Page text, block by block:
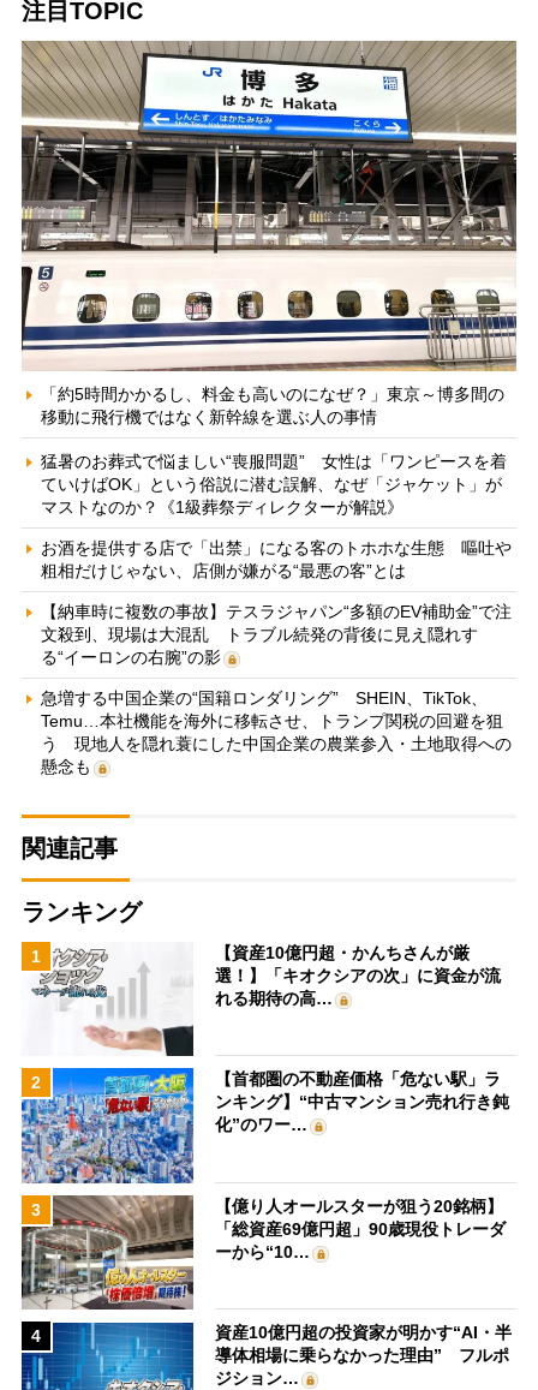
注目TOPIC
「約5時間かかるし、料金も高いのになぜ？」東京～博多間の
移動に飛行機ではなく新幹線を選ぶ人の事情
猛暑のお葬式で悩ましい“喪服問題” 女性は「ワンピースを着
ていけばOK」という俗説に潜む誤解、なぜ「ジャケット」が
マストなのか？《1級葬祭ディレクターが解説》
お酒を提供する店で「出禁」になる客のトホホな生態 嘔吐や
粗相だけじゃない、店側が嫌がる“最悪の客”とは
【納車時に複数の事故】テスラジャパン“多額のEV補助金”で注
文殺到、現場は大混乱 トラブル続発の背後に見え隠れす
る“イーロンの右腕”の影
急増する中国企業の“国籍ロンダリング” SHEIN、TikTok、
Temu…本社機能を海外に移転させ、トランプ関税の回避を狙
う 現地人を隠れ蓑にした中国企業の農業参入・土地取得への
懸念も
関連記事
ランキング
1
【資産10億円超・かんちさんが厳
選！】「キオクシアの次」に資金が流
れる期待の高…
2
【首都圏の不動産価格「危ない駅」ラ
ンキング】“中古マンション売れ行き鈍
化”のワー…
3
【億り人オールスターが狙う20銘柄】
「総資産69億円超」90歳現役トレーダ
ーから“10…
4
資産10億円超の投資家が明かす“AI・半
導体相場に乗らなかった理由” フルポ
ジション…